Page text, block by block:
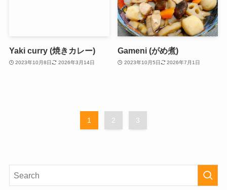
Yaki curry (焼きカレー)
2023年10月8日 2026年3月14日
Gameni (がめ煮)
2023年10月5日 2026年7月1日
1 2 3